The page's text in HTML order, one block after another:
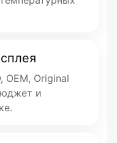
OEM, Original
и